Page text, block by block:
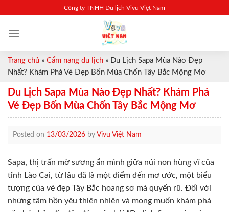
content
Công ty TNHH Du lịch Vivu Việt Nam
Trang chủ » Cẩm nang du lịch » Du Lịch Sapa Mùa Nào Đẹp
Nhất? Khám Phá Vẻ Đẹp Bốn Mùa Chốn Tây Bắc Mộng Mơ
Du Lịch Sapa Mùa Nào Đẹp Nhất? Khám Phá
Vẻ Đẹp Bốn Mùa Chốn Tây Bắc Mộng Mơ
Posted on 13/03/2026 by Vivu Việt Nam
Sapa, thị trấn mờ sương ẩn mình giữa núi non hùng vĩ của
tỉnh Lào Cai, từ lâu đã là một điểm đến mơ ước, một biểu
tượng của vẻ đẹp Tây Bắc hoang sơ mà quyến rũ. Đối với
những tâm hồn yêu thiên nhiên và mong muốn khám phá